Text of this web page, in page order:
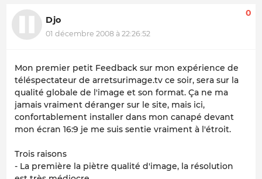
Djo
01 décembre 2008 à 22:26:52
0
Mon premier petit Feedback sur mon expérience de
téléspectateur de arretsurimage.tv ce soir, sera sur la
qualité globale de l'image et son format. Ça ne ma
jamais vraiment déranger sur le site, mais ici,
confortablement installer dans mon canapé devant
mon écran 16:9 je me suis sentie vraiment à l'étroit.
Trois raisons
- La première la piètre qualité d'image, la résolution